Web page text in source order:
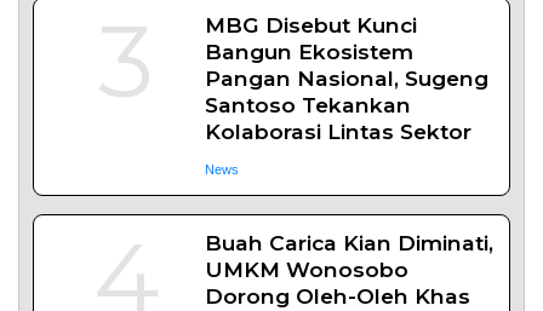
Probolinggo – DPRD Kabupaten Probolinggo
meminta kerusakan jalan lingkungan di
| Agustus 6, 2026